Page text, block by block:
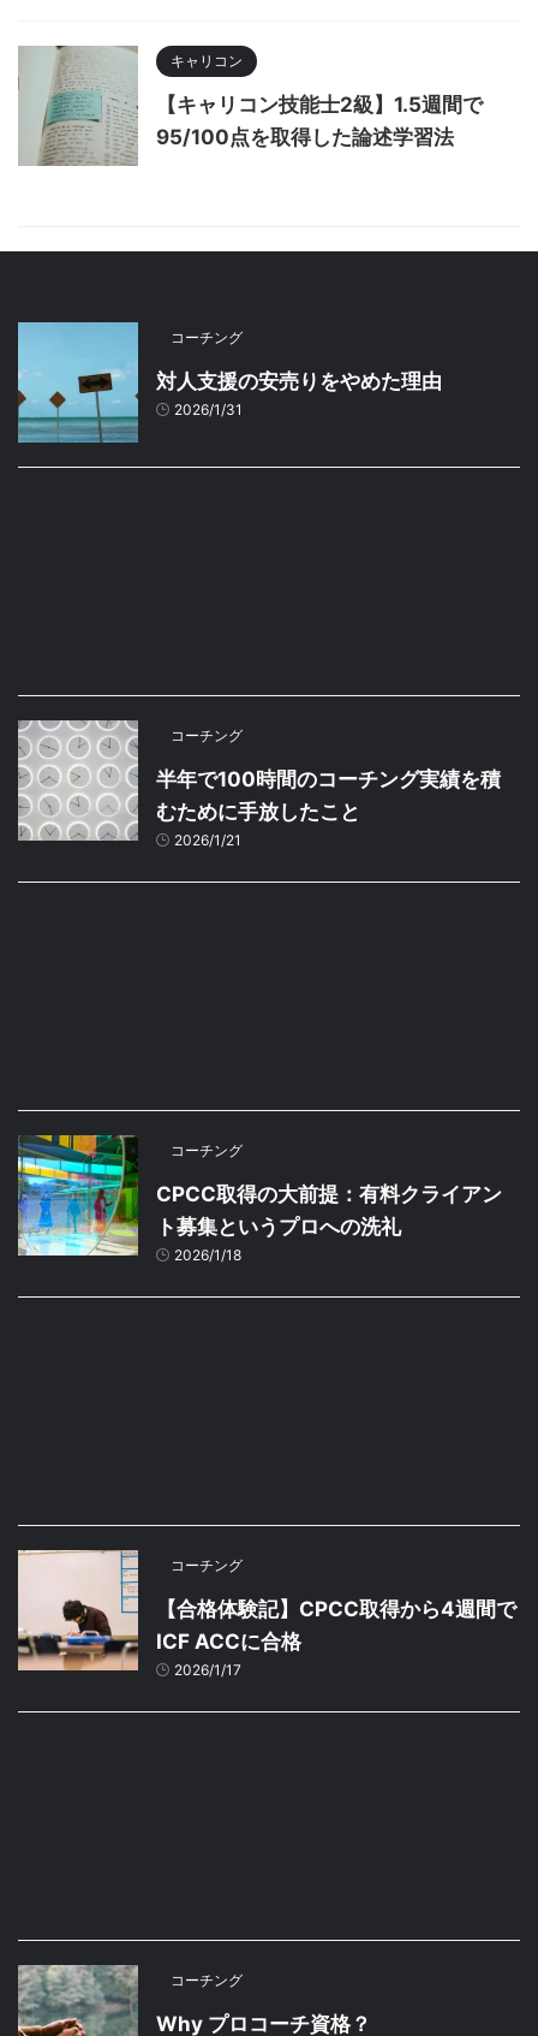
キャリコン
【キャリコン技能士2級】1.5週間で
95/100点を取得した論述学習法
コーチング
対人支援の安売りをやめた理由
2026/1/31
コーチング
半年で100時間のコーチング実績を積
むために手放したこと
2026/1/21
コーチング
CPCC取得の大前提：有料クライアン
ト募集というプロへの洗礼
2026/1/18
コーチング
【合格体験記】CPCC取得から4週間で
ICF ACCに合格
2026/1/17
コーチング
Why プロコーチ資格？